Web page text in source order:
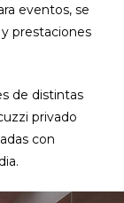
eventos, se
prestaciones
de distintas
privado
con